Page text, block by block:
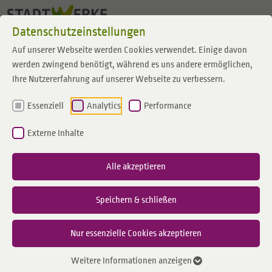
Datenschutzeinstellungen
Auf unserer Webseite werden Cookies verwendet. Einige davon
werden zwingend benötigt, während es uns andere ermöglichen,
Ihre Nutzererfahrung auf unserer Webseite zu verbessern.
Essenziell Analytics Performance
Externe Inhalte
Alle akzeptieren
Speichern & schließen
Nur essenzielle Cookies akzeptieren
Weitere Informationen anzeigen
Zum Inhalt springen